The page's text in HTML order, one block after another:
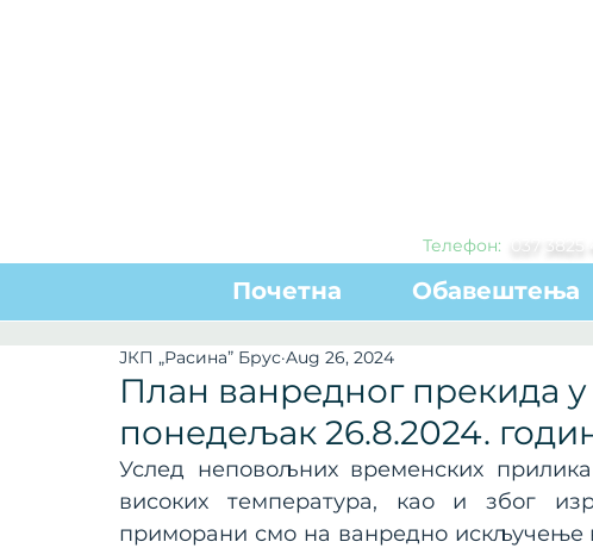
Телефон: 37 3825
Почетна Обавештења
План ванредног прекида
понедељак 26.8.2024.
ЈКП „Расина” Брус Aug 26, 2024
Услед неповољних временских
високих температура, као и због
приморани смо на ванредно искључење